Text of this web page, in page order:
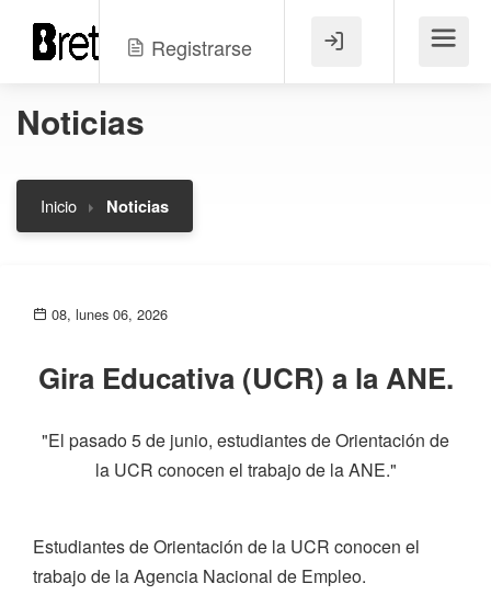
Registrarse Menú
Noticias
Inicio Noticias
08, lunes 06, 2026
Gira Educativa (UCR) a la ANE.
"El pasado 5 de junio, estudiantes de Orientación de
la UCR conocen el trabajo de la ANE."
Estudiantes de Orientación de la UCR conocen el
trabajo de la Agencia Nacional de Empleo.